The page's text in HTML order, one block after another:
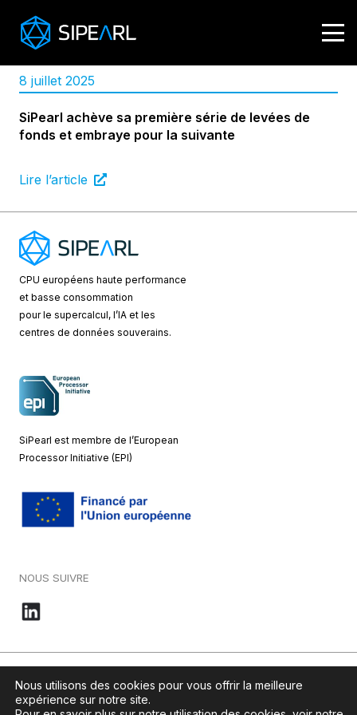
8 juillet 2025
SiPearl achève sa première série de levées de
fonds et embraye pour la suivante
Lire l’article
CPU européens haute performance
et basse consommation
pour le supercalcul, l’IA et les
centres de données souverains.
SiPearl est membre de l’European
Processor Initiative (EPI)
NOUS SUIVRE
Ikoula.
Nous utilisons des cookies pour vous offrir la meilleure
expérience sur notre site.